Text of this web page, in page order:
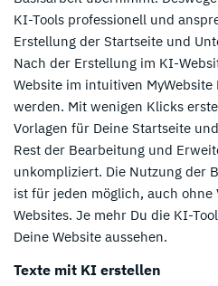
KI-Tools professionell und
Erstellung der Startseite und
Nach der Erstellung im KI-
Website im intuitiven
werden. Mit wenigen Klicks
Vorlagen für Deine Startseite
Rest der Bearbeitung und
unkompliziert. Die Nutzung der
ist für jeden möglich, auch
Websites. Je mehr Du die KI-
Deine Website aussehen.
Texte mit KI erstellen